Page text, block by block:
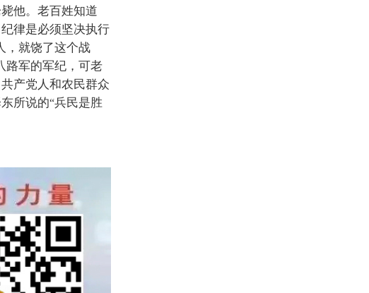
他。老百姓知道
律是必须坚决执行
，就饶了这个战
路军的军纪，可老
产党人和农民群众
所说的“兵民是胜